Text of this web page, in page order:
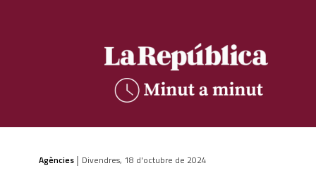
Agències | Divendres, 18 d'octubre de 2024